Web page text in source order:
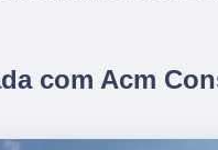
com Acm